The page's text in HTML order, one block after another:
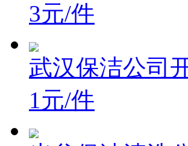
3元/件
武汉保洁公司
1元/件